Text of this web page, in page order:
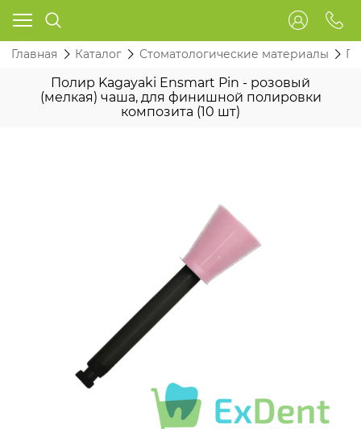
Главная Каталог Стоматологические материалы
Полир Kagayaki Ensmart Pin - розовый
(мелкая) чаша, для финишной полировки
композита (10 шт)